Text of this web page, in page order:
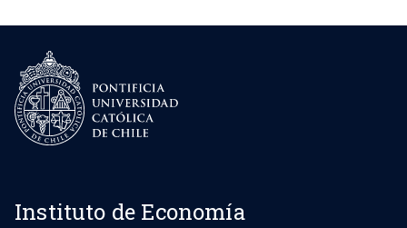
Instituto de Economía